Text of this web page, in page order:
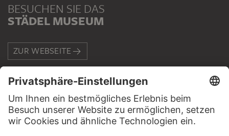
BESUCHEN SIE DAS
STÄDEL MUSEUM
ZUR WEBSEITE
KONTAKT